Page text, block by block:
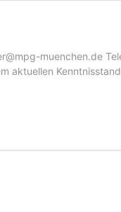
muenchen.de
aktuellen